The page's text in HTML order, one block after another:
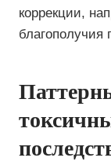
коррекции,
благополучия